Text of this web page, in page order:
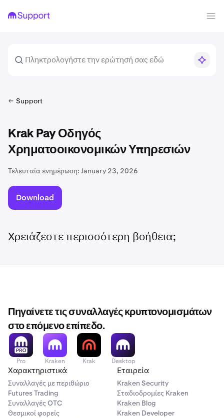
Support
Krak Pay Οδηγός
Χρηματοοικονομικών Υπηρεσιών
Τελευταία ενημέρωση: January 23, 2026
Download
Χρειάζεστε περισσότερη βοήθεια;
Πηγαίνετε τις συναλλαγές κρυπτονομισμάτων
στο επόμενο επίπεδο.
Pro Kraken Krak Desktop
Χαρακτηριστικά
Συναλλαγές με περιθώριο
Futures Trading
Συναλλαγές OTC
Θεσμικοί φορείς
Εταιρεία
Kraken Security
Σταδιοδρομίες Kraken
Kraken Blog
Kraken Developer